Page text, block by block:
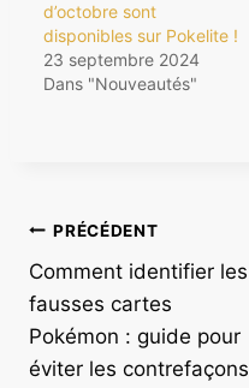
d’octobre sont
disponibles sur Pokelite !
23 septembre 2024
Dans "Nouveautés"
Navigation
de
l’article
PRÉCÉDENT
Comment identifier les
fausses cartes
Pokémon : guide pour
éviter les contrefaçons